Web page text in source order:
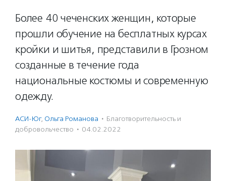
Более 40 чеченских женщин, которые
прошли обучение на бесплатных курсах
кройки и шитья, представили в Грозном
созданные в течение года
национальные костюмы и современную
одежду.
АСИ-Юг, Ольга Романова · Благотвори­тель­ность и
доброволь­чест­во · 04.02.2022